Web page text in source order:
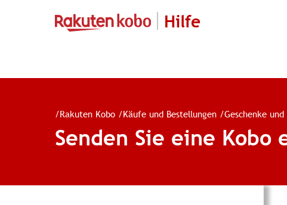
Hilfe
/Rakuten Kobo /Käufe und Bestellungen /Geschenke und
Senden Sie eine Kobo